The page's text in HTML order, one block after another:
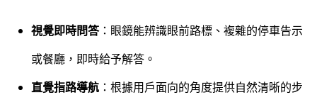
視覺即時問答：眼鏡能辨識眼前路標、複雜的停車告示
或餐廳，即時給予解答。
直覺指路導航 ：根據用戶面向的角度提供自然清晰的步